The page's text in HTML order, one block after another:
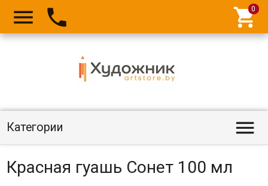
  
Категории 
Красная гуашь Сонет 100 мл